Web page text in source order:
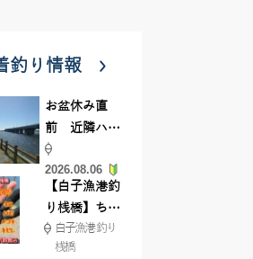
釣り情報
お盆休み直
前 近隣ハゼ
釣り場調査し
てきました
2026.08.06
【白子漁港釣
り桟橋】ちょ
い投げ釣りが
絶好調!キスや
白子漁港 釣り
桟橋